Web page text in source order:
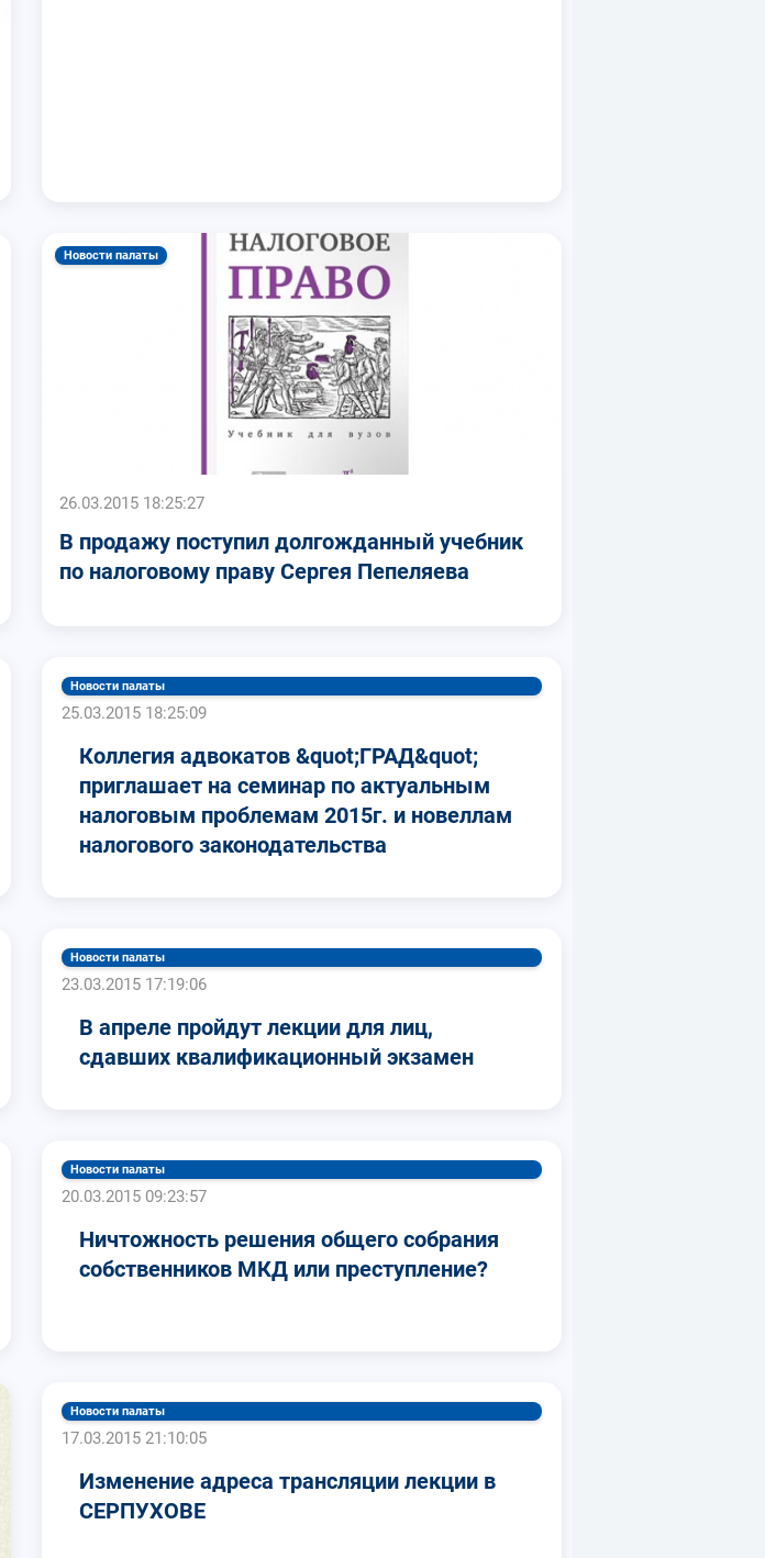
Новости палаты
26.03.2015 18:25:27
В продажу поступил долгожданный учебник
по налоговому праву Сергея Пепеляева
Новости палаты
25.03.2015 18:25:09
Коллегия адвокатов &quot;ГРАД&quot;
приглашает на семинар по актуальным
налоговым проблемам 2015г. и новеллам
налогового законодательства
Новости палаты
23.03.2015 17:19:06
В апреле пройдут лекции для лиц,
сдавших квалификационный экзамен
Новости палаты
20.03.2015 09:23:57
Ничтожность решения общего собрания
собственников МКД или преступление?
Новости палаты
17.03.2015 21:10:05
Изменение адреса трансляции лекции в
СЕРПУХОВЕ